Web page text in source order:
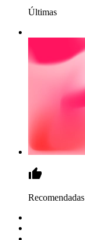
Últimas
Recomendadas